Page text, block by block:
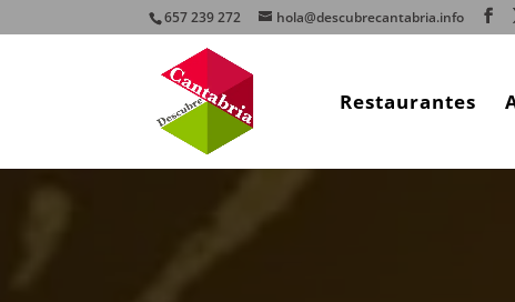
657 239 272 hola@descubrecantabria.info
Restaurantes